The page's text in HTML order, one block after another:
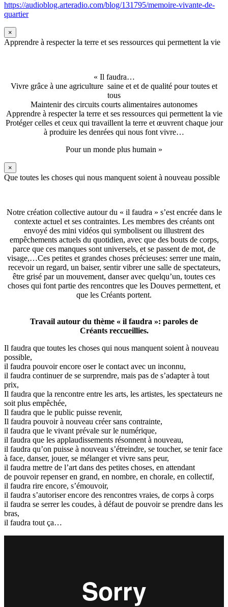
https://audioblog.arteradio.com/blog/131795/memoire-vivante-de-
quartier
×
Apprendre à respecter la terre et ses ressources qui permettent la vie
« Il faudra…
Vivre grâce à une agriculture saine et et de qualité pour toutes et
tous
Maintenir des circuits courts alimentaires autonomes
Apprendre à respecter la terre et ses ressources qui permettent la vie
Protéger celles et ceux qui travaillent la terre et œuvrent chaque jour
à produire les denrées qui nous font vivre…
Pour un monde plus humain »
×
Que toutes les choses qui nous manquent soient à nouveau possible
Notre création collective autour du « il faudra » s’est encrée dans le
contexte actuel et ses contraintes. Les membres des créants ont
envoyé des mini vidéos qui symbolisent ou illustrent des
empêchements actuels du quotidien, avec que des bouts de corps,
parce que ces manques sont universels, et se passent de mot, de
visage,…Ces petites et grandes choses précieuses: serrer une main,
recevoir un regard, un baiser, sentir vibrer une salle de spectateurs,
être grisé par un mouvement, danser avec quelqu’un, toutes ces
choses qui font partie des rencontres que les Douves permettent, et
que les Créants portent.
Travail autour du thème « il faudra »: paroles de
Créants reccueillies.
Il faudra que toutes les choses qui nous manquent soient à nouveau
possible,
il faudra pouvoir encore oser le contact avec un inconnu,
il faudra continuer de se surprendre, mais pas de s’adapter à tout
prix,
Il faudra que la rencontre entre les arts, les artistes, les spectateurs ne
soit plus empêchée,
Il faudra que le public puisse revenir,
Il faudra pouvoir à nouveau créer sans contrainte,
il faudra que le vivant prévale sur le numérique,
il faudra que les applaudissements résonnent à nouveau,
il faudra qu’on puisse à nouveau s’étreindre, se toucher, se tenir face
à face, danser, jouer, se mélanger et vivre sans peur,
il faudra mettre de l’art dans des petites choses, en attendant
de pouvoir repenser en grand, en nombre, en chorale, en collectif,
il faudra rire encore, s’émouvoir,
il faudra s’autoriser encore des rencontres vraies, de corps à corps
il faudra se serrer les coudes, à défaut de pouvoir se prendre dans les
bras,
il faudra tout ça…